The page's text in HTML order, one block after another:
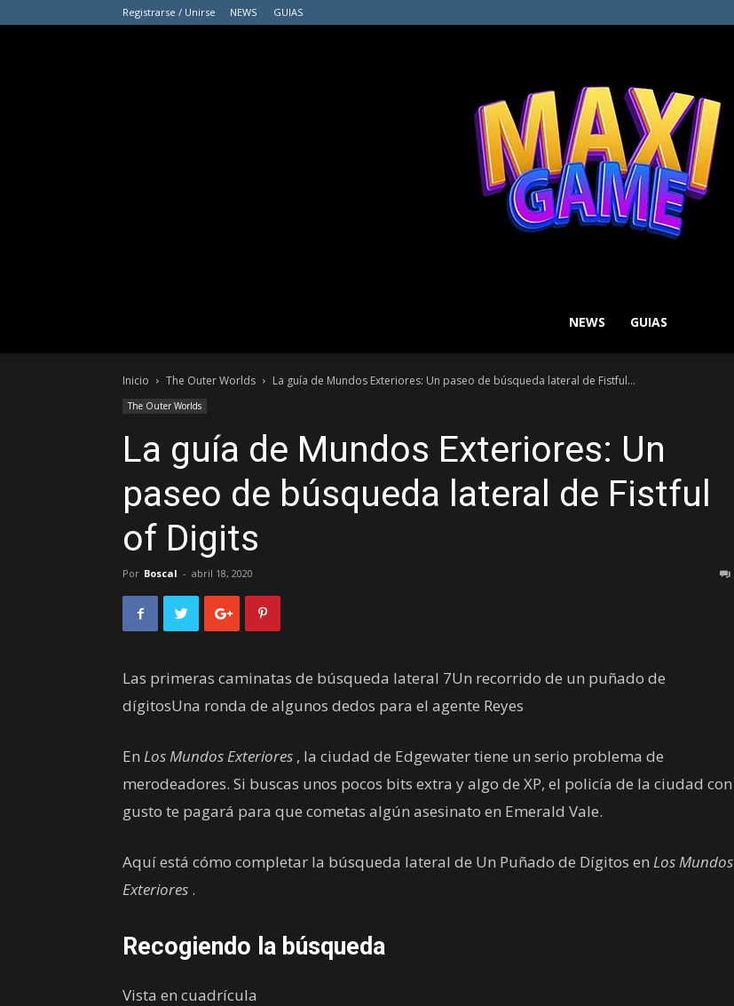
Registrarse / Unirse NEWS GUIAS
GAME
NEWS GUIAS
Inicio The Outer Worlds La guía de Mundos Exteriores: Un paseo de búsqueda lateral de Fistful...
The Outer Worlds
La guía de Mundos Exteriores: Un
paseo de búsqueda lateral de Fistful
of Digits
Por Boscal - abril 18, 2020
Las primeras caminatas de búsqueda lateral 7Un recorrido de un puñado de
dígitosUna ronda de algunos dedos para el agente Reyes
En Los Mundos Exteriores , la ciudad de Edgewater tiene un serio problema de
merodeadores. Si buscas unos pocos bits extra y algo de XP, el policía de la ciudad con
gusto te pagará para que cometas algún asesinato en Emerald Vale.
Aquí está cómo completar la búsqueda lateral de Un Puñado de Dígitos en Los Mundos
Exteriores .
Recogiendo la búsqueda
Vista en cuadrícula